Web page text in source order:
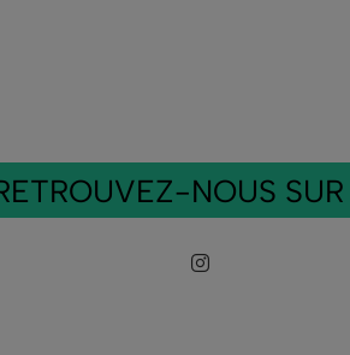
NOUS SUR